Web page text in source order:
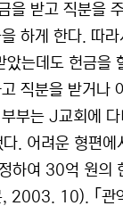
을 받고 직분을
하게 한다. 따
는데도 헌금을
직분을 받거나
부는 J교회에
. 어려운 형편
하여 30억 원의
2003. 10). ｢관